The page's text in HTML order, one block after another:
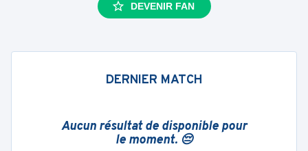
DEVENIR FAN
DERNIER MATCH
Aucun résultat de disponible pour
le moment. 😔